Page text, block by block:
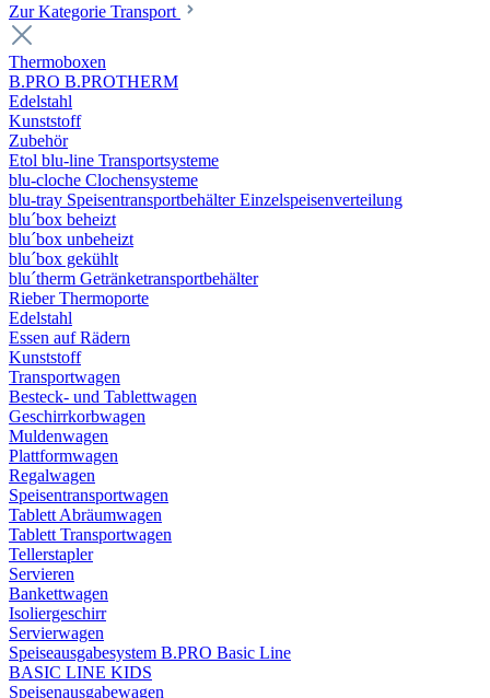
Zur Kategorie Transport
Thermoboxen
B.PRO B.PROTHERM
Edelstahl
Kunststoff
Zubehör
Etol blu-line Transportsysteme
blu-cloche Clochensysteme
blu-tray Speisentransportbehälter Einzelspeisenverteilung
blu´box beheizt
blu´box unbeheizt
blu´box gekühlt
blu´therm Getränketransportbehälter
Rieber Thermoporte
Edelstahl
Essen auf Rädern
Kunststoff
Transportwagen
Besteck- und Tablettwagen
Geschirrkorbwagen
Muldenwagen
Plattformwagen
Regalwagen
Speisentransportwagen
Tablett Abräumwagen
Tablett Transportwagen
Tellerstapler
Servieren
Bankettwagen
Isoliergeschirr
Servierwagen
Speiseausgabesystem B.PRO Basic Line
BASIC LINE KIDS
Speisenausgabewagen